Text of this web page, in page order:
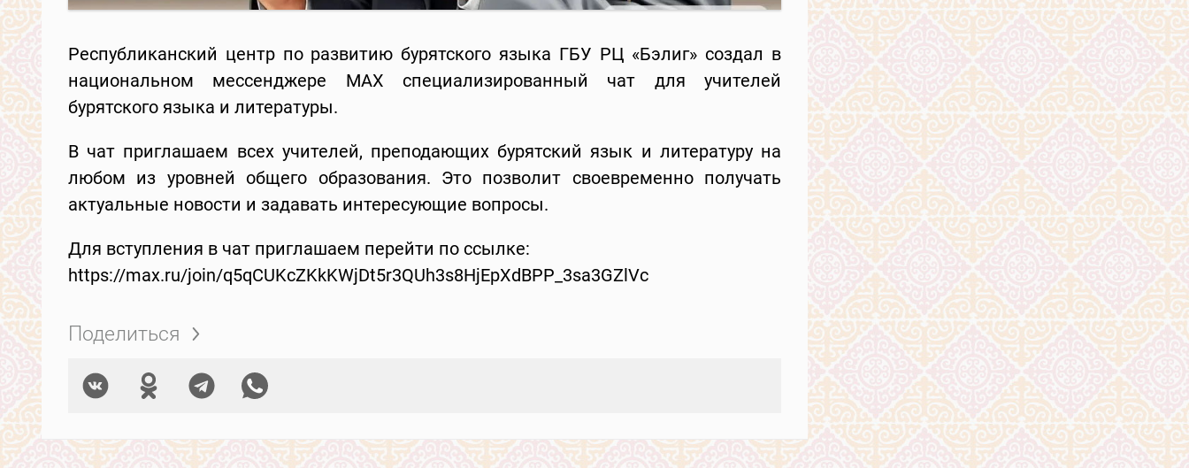
Республиканский центр по развитию бурятского языка ГБУ РЦ «Бэлиг» создал в
национальном мессенджере MAX специализированный чат для учителей
бурятского языка и литературы.
В чат приглашаем всех учителей, преподающих бурятский язык и литературу на
любом из уровней общего образования. Это позволит своевременно получать
актуальные новости и задавать интересующие вопросы.
Для вступления в чат приглашаем перейти по ссылке:
https://max.ru/join/q5qCUKcZKkKWjDt5r3QUh3s8HjEpXdBPP_3sa3GZlVc
Поделиться